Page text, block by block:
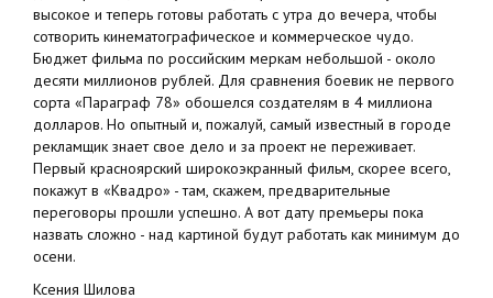
высокое и теперь готовы работать с утра до вечера, чтобы
сотворить кинематографическое и коммерческое чудо.
Бюджет фильма по российским меркам небольшой - около
десяти миллионов рублей. Для сравнения боевик не первого
сорта «Параграф 78» обошелся создателям в 4 миллиона
долларов. Но опытный и, пожалуй, самый известный в городе
рекламщик знает свое дело и за проект не переживает.
Первый красноярский широкоэкранный фильм, скорее всего,
покажут в «Квадро» - там, скажем, предварительные
переговоры прошли успешно. А вот дату премьеры пока
назвать сложно - над картиной будут работать как минимум до
осени.
Ксения Шилова